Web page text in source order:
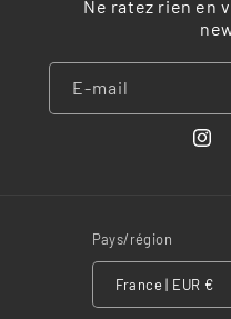
Ne ratez rien en
E-mail
Pays/région
France | EUR €